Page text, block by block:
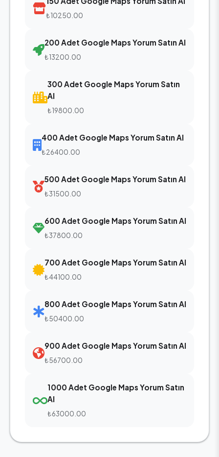
₺10250.00
200 Adet Google Maps Yorum Satın Al
₺13200.00
300 Adet Google Maps Yorum Satın
Al
₺19800.00
400 Adet Google Maps Yorum Satın Al
₺26400.00
500 Adet Google Maps Yorum Satın Al
₺31500.00
600 Adet Google Maps Yorum Satın Al
₺37800.00
700 Adet Google Maps Yorum Satın Al
₺44100.00
800 Adet Google Maps Yorum Satın Al
₺50400.00
900 Adet Google Maps Yorum Satın Al
₺56700.00
1000 Adet Google Maps Yorum Satın
Al
₺63000.00